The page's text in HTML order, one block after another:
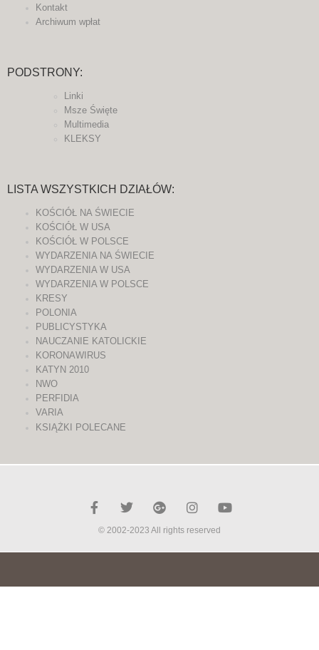
Kontakt
Archiwum wpłat
PODSTRONY:
Linki
Msze Święte
Multimedia
KLEKSY
LISTA WSZYSTKICH DZIAŁÓW:
KOŚCIÓŁ NA ŚWIECIE
KOŚCIÓŁ W USA
KOŚCIÓŁ W POLSCE
WYDARZENIA NA ŚWIECIE
WYDARZENIA W USA
WYDARZENIA W POLSCE
KRESY
POLONIA
PUBLICYSTYKA
NAUCZANIE KATOLICKIE
KORONAWIRUS
KATYN 2010
NWO
PERFIDIA
VARIA
KSIĄŻKI POLECANE
© 2002-2023 All rights reserved